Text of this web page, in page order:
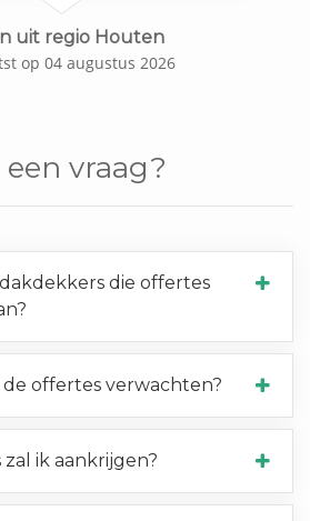
uit regio Houten
op 04 augustus 2026
vraag?
die offertes
offertes verwachten?
ik aankrijgen?